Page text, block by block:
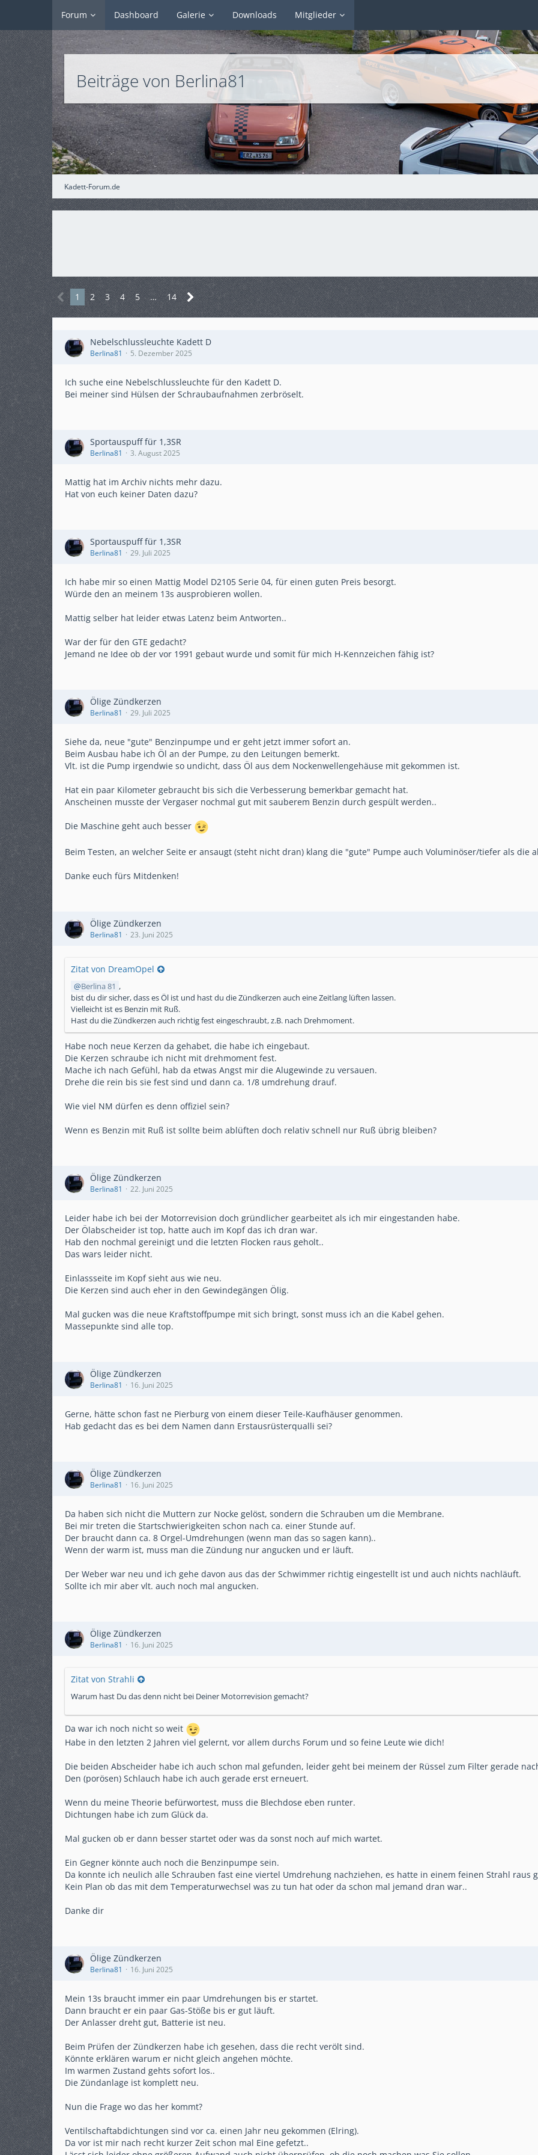
Forum Dashboard Galerie Downloads Mitglieder
Kadett-Forum.de
Beiträge von Berlina81
1 2 3 4 5 … 14
Nebelschlussleuchte Kadett D
Berlina81 5. Dezember 2025
Ich suche eine Nebelschlussleuchte für den Kadett D.
Bei meiner sind Hülsen der Schraubaufnahmen zerbröselt.
Sportauspuff für 1,3SR
Berlina81 3. August 2025
Mattig hat im Archiv nichts mehr dazu.
Hat von euch keiner Daten dazu?
Sportauspuff für 1,3SR
Berlina81 29. Juli 2025
Ich habe mir so einen Mattig Model D2105 Serie 04, für einen guten Preis besorgt.
Würde den an meinem 13s ausprobieren wollen.
Mattig selber hat leider etwas Latenz beim Antworten..
War der für den GTE gedacht?
Jemand ne Idee ob der vor 1991 gebaut wurde und somit für mich H-Kennzeichen fähig ist?
Ölige Zündkerzen
Berlina81 29. Juli 2025
Siehe da, neue "gute" Benzinpumpe und er geht jetzt immer sofort an.
Beim Ausbau habe ich Öl an der Pumpe, zu den Leitungen bemerkt.
Vlt. ist die Pump irgendwie so undicht, dass Öl aus dem Nockenwellengehäuse mit gekommen ist.
Hat ein paar Kilometer gebraucht bis sich die Verbesserung bemerkbar gemacht hat.
Anscheinen musste der Vergaser nochmal gut mit sauberem Benzin durch gespült werden..
Die Maschine geht auch besser
Beim Testen, an welcher Seite er ansaugt (steht nicht dran) klang die "gute" Pumpe auch Voluminöser/tiefer als die
Danke euch fürs Mitdenken!
Ölige Zündkerzen
Berlina81 23. Juni 2025
Zitat von DreamOpel
Berlina 81 ,
bist du dir sicher, dass es Öl ist und hast du die Zündkerzen auch eine Zeitlang lüften lassen.
Vielleicht ist es Benzin mit Ruß.
Hast du die Zündkerzen auch richtig fest eingeschraubt, z.B. nach Drehmoment.
Habe noch neue Kerzen da gehabet, die habe ich eingebaut.
Die Kerzen schraube ich nicht mit drehmoment fest.
Mache ich nach Gefühl, hab da etwas Angst mir die Alugewinde zu versauen.
Drehe die rein bis sie fest sind und dann ca. 1/8 umdrehung drauf.
Wie viel NM dürfen es denn offiziel sein?
Wenn es Benzin mit Ruß ist sollte beim ablüften doch relativ schnell nur Ruß übrig bleiben?
Ölige Zündkerzen
Berlina81 22. Juni 2025
Leider habe ich bei der Motorrevision doch gründlicher gearbeitet als ich mir eingestanden habe.
Der Ölabscheider ist top, hatte auch im Kopf das ich dran war.
Hab den nochmal gereinigt und die letzten Flocken raus geholt..
Das wars leider nicht.
Einlassseite im Kopf sieht aus wie neu.
Die Kerzen sind auch eher in den Gewindegängen Ölig.
Mal gucken was die neue Kraftstoffpumpe mit sich bringt, sonst muss ich an die Kabel gehen.
Massepunkte sind alle top.
Ölige Zündkerzen
Berlina81 16. Juni 2025
Gerne, hätte schon fast ne Pierburg von einem dieser Teile-Kaufhäuser genommen.
Hab gedacht das es bei dem Namen dann Erstausrüsterqualli sei?
Ölige Zündkerzen
Berlina81 16. Juni 2025
Da haben sich nicht die Muttern zur Nocke gelöst, sondern die Schrauben um die Membrane.
Bei mir treten die Startschwierigkeiten schon nach ca. einer Stunde auf.
Der braucht dann ca. 8 Orgel-Umdrehungen (wenn man das so sagen kann)..
Wenn der warm ist, muss man die Zündung nur angucken und er läuft.
Der Weber war neu und ich gehe davon aus das der Schwimmer richtig eingestellt ist und auch nichts nachläuft.
Sollte ich mir aber vlt. auch noch mal angucken.
Ölige Zündkerzen
Berlina81 16. Juni 2025
Zitat von Strahli
Warum hast Du das denn nicht bei Deiner Motorrevision gemacht?
Da war ich noch nicht so weit
Habe in den letzten 2 Jahren viel gelernt, vor allem durchs Forum und so feine Leute wie dich!
Die beiden Abscheider habe ich auch schon mal gefunden, leider geht bei meinem der Rüssel zum Filter gerade
Den (porösen) Schlauch habe ich auch gerade erst erneuert.
Wenn du meine Theorie befürwortest, muss die Blechdose eben runter.
Dichtungen habe ich zum Glück da.
Mal gucken ob er dann besser startet oder was da sonst noch auf mich wartet.
Ein Gegner könnte auch noch die Benzinpumpe sein.
Da konnte ich neulich alle Schrauben fast eine viertel Umdrehung nachziehen, es hatte in einem feinen Strahl raus
Kein Plan ob das mit dem Temperaturwechsel was zu tun hat oder da schon mal jemand dran war..
Danke dir
Ölige Zündkerzen
Berlina81 16. Juni 2025
Mein 13s braucht immer ein paar Umdrehungen bis er startet.
Dann braucht er ein paar Gas-Stöße bis er gut läuft.
Der Anlasser dreht gut, Batterie ist neu.
Beim Prüfen der Zündkerzen habe ich gesehen, dass die recht verölt sind.
Könnte erklären warum er nicht gleich angehen möchte.
Im warmen Zustand gehts sofort los..
Die Zündanlage ist komplett neu.
Nun die Frage wo das her kommt?
Ventilschaftabdichtungen sind vor ca. einen Jahr neu gekommen (Elring).
Da vor ist mir nach recht kurzer Zeit schon mal Eine gefetzt..